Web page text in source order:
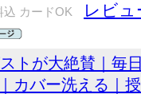
込 カードOK
レビュ
トが大絶賛｜毎
カバー洗える｜